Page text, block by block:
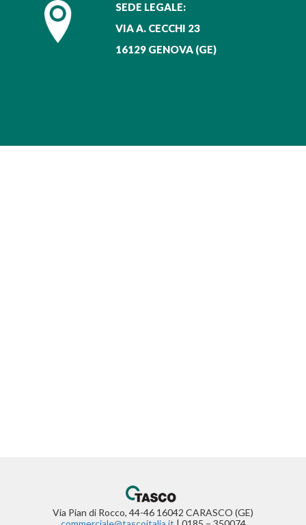
SEDE LEGALE:
VIA A. CECCHI 23
16129 GENOVA (GE)
Via Pian di Rocco, 44-46 16042 CARASCO (GE)